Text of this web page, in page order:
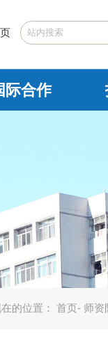
际合作
的位置： 首页- 师资